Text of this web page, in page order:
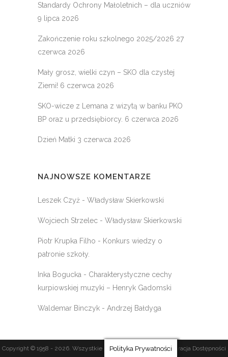
Standardy Ochrony Małoletnich – dla uczniów
9 lipca 2026
Zakończenie roku szkolnego 2025/2026 27
czerwca 2026
Mały grosz, wielki czyn – SKO dla czystej
Ziemi! 6 czerwca 2026
SKO-wicze z Lemana z wizytą w banku PKO
BP oraz u przedsiębiorcy. 6 czerwca 2026
Dzień Matki 3 czerwca 2026
NAJNOWSZE KOMENTARZE
Leszek Czyż - Władysław Skierkowski
Wojciech Strzelec - Władysław Skierkowski
Piotr Krupka Filho - Konkurs wiedzy o
patronie szkoły.
Inka Bogucka - Charakterystyczne cechy
kurpiowskiej muzyki – Henryk Gadomski
Waldemar Binczyk - Andrzej Bałdyga
Copyright © 1958 - 2026 . Wszystkie prawa zastrzeżone. |Deklaracja Dostępności
Polityka Prywatności